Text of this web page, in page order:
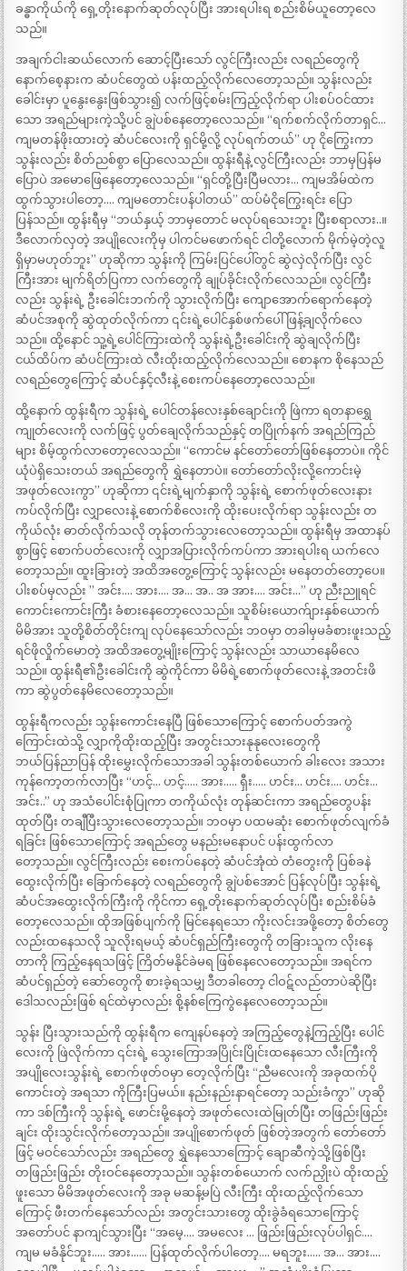
ခန္ဓာကိုယ်ကို ရှေ့တိုးနောက်ဆုတ်လုပ်ပြီး အားရပါးရ စည်းစိမ်ယူတော့လေ
သည်။
အချက်ငါးဆယ်လောက် ဆောင့်ပြီးသော် လွင်ကြီးလည်း လရည်တွေကို
နောက်စေ့နားက ဆံပင်တွေထဲ ပန်းထည့်လိုက်လေတော့သည်။ သွန်းလည်း
ခေါင်းမှာ ပူနွေးနွေးဖြစ်သွား၍ လက်ဖြင့်စမ်းကြည့်လိုက်ရာ ပါးစပ်ဝင်ထား
သော အရည်များကဲ့သို့ပင် ချွဲပစ်နေတော့လေသည်။ “ရက်စက်လိုက်တာရှင်…
ကျမတန်ဖိုးထားတဲ့ ဆံပင်‌လေးကို ရှင်မို့လို့ လုပ်ရက်တယ်” ဟု ငိုကြွေးကာ
သွန်းလည်း စိတ်ညစ်စွာ ပြောလေသည်။ ထွန်းရီနဲ့ လွင်ကြီးလည်း ဘာမှပြန်မ
ပြောပဲ အမောဖြေနေတော့လေသည်။ “ရှင်တို့ပြီးပြီမလား… ကျမအိမ်ထဲက
ထွက်သွားပါတော့…. ကျမတောင်းပန်ပါတယ်” ထပ်မံငိုကြွေးရင်း ပြော
ပြန်သည်။ ထွန်းရီမှ “ဘယ်နှယ့် ဘာမှတောင် မလုပ်ရသေးဘူး ပြီးစရာလား..။
ဒီလောက်လှတဲ့ အပျိုလေးကိုမှ ပါကင်မဖောက်ရင် ငါတို့လောက် မိုက်မဲ့တဲ့လူ
ရှိမှာမဟုတ်ဘူး” ဟုဆိုကာ သွန်းကို ကြမ်းပြင်ပေါ်တွင် ဆွဲလှဲလိုက်ပြီး လွင်
ကြီးအား မျက်ရိတ်ပြကာ လက်တွေကို ချုပ်ခိုင်းလိုက်လေသည်။ လွင်ကြီး
လည်း သွန်းရဲ့ ဦးခေါင်းဘက်ကို သွားလိုက်ပြီး ကျောအောက်ရောက်နေတဲ့
ဆံပင်အစုကို ဆွဲထုတ်လိုက်ကာ ၎င်းရဲ့ပေါင်နှစ်ဖက်ပေါ် ဖြန့်ချလိုက်လေ
သည်။ ထို့နောင် သူ့ရဲ့ပေါင်ကြားထဲကို သွန်းရဲ့ဦးခေါင်းကို ဆွဲချလိုက်ပြီး
ငယ်ထိပ်က ဆံပင်ကြားထဲ လီးထိုးထည့်လိုက်လေသည်။ စောနက စိုနေသည်
လရည်တွေကြောင့် ဆံပင်နှင့်လီးနဲ့ စေးကပ်နေတော့လေသည်။
ထို့နောက် ထွန်းရီက သွန်းရဲ့ ပေါင်တန်လေးနှစ်ချောင်းကို ဖြဲကာ ရတနာရွှေ
ကျုတ်လေးကို လက်ဖြင့် ပွတ်ချေလိုက်သည်နှင့် တပြိုက်နက် အရည်ကြည်
များ စိမ့်ထွက်လာတော့လေသည်။ “ကောင်မ နင်တော်တော်ဖြစ်နေတာပဲ။ ကိုင်
ယုံပဲရှိသေးတယ် အရည်တွေကို ရွှဲနေတာပဲ။ တော်တော်လိုးလို့ကောင်းမဲ့
အဖုတ်လေးကွာ” ဟုဆိုကာ ၎င်းရဲ့မျက်နှာကို သွန်းရဲ့ စောက်ဖုတ်လေးနား
ကပ်လိုက်ပြီး လျှာလေးနဲ့ စောက်စိလေးကို ထိုးပေးလိုက်ရာ သွန်းလည်း တ
ကိုယ်လုံး ဓာတ်လိုက်သလို တုန်တက်သွားလေတော့သည်။ ထွန်းရီမှ အထာနပ်
စွာဖြင့် စောက်ပတ်လေးကို လျှာအပြားလိုက်ကပ်ကာ အားရပါးရ ယက်လေ
တော့သည်။ ထူးခြားတဲ့ အထိအတွေ့ကြောင့် သွန်းလည်း မနေတတ်တော့ပေ။
ပါးစပ်မှလည်း ” အင်း…. အား…. အ… အ.. အ အား…. အင်း…” ဟု ညီးညူရင်
ကောင်းကောင်းကြီး ခံစားနေတော့လေသည်။ သူစိမ်းယောက်ျားနှစ်ယောက်
မိမိအား သူတို့စိတ်တိုင်းကျ လုပ်နေသော်လည်း ဘဝမှာ တခါမှမခံစားဖူးသည့်
ရင်ဖိုလှိုက်မောတဲ့ အထိအတွေ့မျိုးကြောင့် သွန်းလည်း သာယာနေမိလေ
သည်။ ထွန်းရီ၏ဦးခေါင်းကို ဆွဲကိုင်ကာ မိမိရဲ့စောက်ဖုတ်လေးနဲ့ အတင်းဖိ
ကာ ဆွဲပွတ်နေမိလေတော့သည်။
ထွန်းရီကလည်း သွန်းကောင်းနေပြီ ဖြစ်သောကြောင့် စောက်ပတ်အကွဲ
ကြောင်းထဲသို့ လျှာကိုထိုးထည့်ပြီး အတွင်းသားနုနုလေးတွေကို
ဘယ်ပြန်ညာပြန် ထိုးမွှေးလိုက်သောအခါ သွန်းတစ်ယောက် ခါးလေး အသား
ကုန်ကော့တက်လာပြီး “ဟင့်… ဟင့်….. အား….. ရှီး….. ဟင်း… ဟင်း…. ဟင်း…
အင်း..” ဟု အသံပေါင်းစုံပြုကာ တကိုယ်လုံး တုန်ဆင်းကာ အရည်တွေပန်း
ထုတ်ပြီး တချီပြီးသွားလေတော့သည်။ ဘဝမှာ ပထမဆုံး စောက်ဖုတ်လျက်ခံ
ရခြင်း ဖြစ်သောကြောင့် အရည်တွေ မနည်းမနောပင် ပန်းထွက်လာ
တော့သည်။ လွင်ကြီးလည်း စေးကပ်နေတဲ့ ဆံပင်အုံထဲ တံတွေးကို ပြစ်ခနဲ
ထွေးလိုက်ပြီး ခြောက်နေတဲ့ လရည်တွေကို ချွဲပစ်အောင် ပြန်လုပ်ပြီး သွန်းရဲ့
ဆံပင်အထွေးလိုက်ကြီးကို ကိုင်ကာ ရှေ့တိုးနောက်ဆုတ်လုပ်ပြီး စည်းစိမ်ခံ
တော့လေသည်။ ထိုအဖြစ်ပျက်ကို မြင်နေရသော ကိုးလင်းအဖို့တော့ စိတ်တွေ
လည်းထနေသလို သူလိုးရမယ့် ဆံပင်ရှည်ကြီးတွေကို တခြားသူက လိုးနေ
တာကို ကြည့်‌နေရသဖြင့် ကြိတ်မနိုင်ခဲမရ ဖြစ်နေလေတော့သည်။ အရင်က
ဆံပင်ရှည်တဲ့ ဆော်တွေကို စားခဲ့ရသမျှ ဒီတခါတော့ ငါဝဋ်လည်တာပဲဆိုပြီး
ဒေါသလည်းဖြစ် ရင်ထဲမှာလည်း စို့နစ်ကြေကွဲနေလေတော့သည်။
သွန်း ပြီးသွားသည်ကို ထွန်းရီက ကျေနပ်နေတဲ့ အကြည့်တွေနဲ့ကြည့်ပြီး ပေါင်
လေးကို ဖြဲလိုက်ကာ ၎င်းရဲ့ သွေးကြောအပြိုင်းပြိုင်းထနေသော လီးကြီးကို
အပျိုလေးသွန်းရဲ့ စောက်ဖုတ်ဝမှာ တေ့လိုက်ပြီး “ညီမလေးကို အခုထက်ပို
ကောင်းတဲ့ အရသာ ကိုကြီးပြမယ်။ နည်းနည်းနာရင်တော့ သည်းခံကွာ” ဟုဆို
ကာ ဒစ်ကြီးကို သွန်းရဲ့ ဖောင်းမို့နေတဲ့ အဖုတ်လေးထဲမြုတ်ပြီး တဖြည်းဖြည်း
ချင်း ထိုးသွင်းလိုက်တော့သည်။ အပျိုစောက်ဖုတ် ဖြစ်တဲ့အတွက် တော်တော်
ဖြင့် မဝင်သော်လည်း အရည်တွေ ရွှဲနေသောကြောင့် ချောဆီကဲ့သို့ဖြစ်ပြီး
တဖြည်းဖြည်း တိုးဝင်နေတော့သည်။ သွန်းတစ်ယောက် လက်ညှိုးပဲ ထိုးထည့်
ဖူးသော မိမိအဖုတ်လေးကို အခု မဆန့်မပြဲ လီးကြီး ထိုးထည့်လိုက်သော
ကြောင့် ဖီးတက်နေသော်လည်း အတွင်းသားတွေ ထိုးခွဲခံရသောကြောင့်
အတော်ပင် နာကျင်သွားပြီး “အမေ့…. အမလေး … ဖြည်းဖြည်းလုပ်ပါရှင်….
ကျမ မခံနိုင်ဘူး….. အား…… ပြန်ထုတ်လိုက်ပါတော့…. မရဘူး….. အ… အား….